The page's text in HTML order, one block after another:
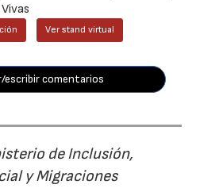
Ver stand virtual
escribir comentarios
de Inclusión,
y Migraciones